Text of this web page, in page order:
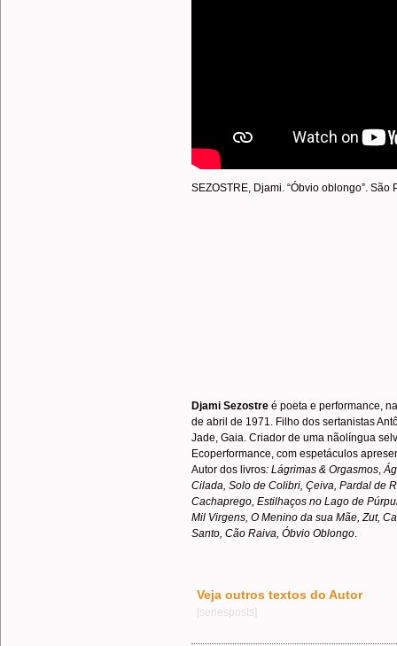
SEZOSTRE, Djami. “Óbvio oblongo”.
Djami Sezostre é poeta e performance,
de abril de 1971. Filho dos sertanistas
Jade, Gaia. Criador de uma nãolíngua
Ecoperformance, com espetáculos
Autor dos livros: Lágrimas & Orgasmos,
Cilada, Solo de Colibri, Çeiva, Pardal de
Cachaprego, Estilhaços no Lago de
Mil Virgens, O Menino da sua Mãe, Zut,
Santo, Cão Raiva, Óbvio Oblongo.
Veja outros textos do Autor
[seriesposts]